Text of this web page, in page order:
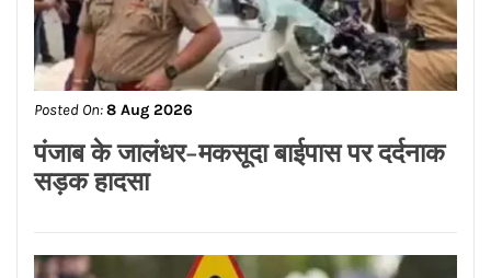
Posted On:8 Aug 2026
पंजाब के जालंधर-मकसूदा बाईपास पर दर्दनाक
सड़क हादसा